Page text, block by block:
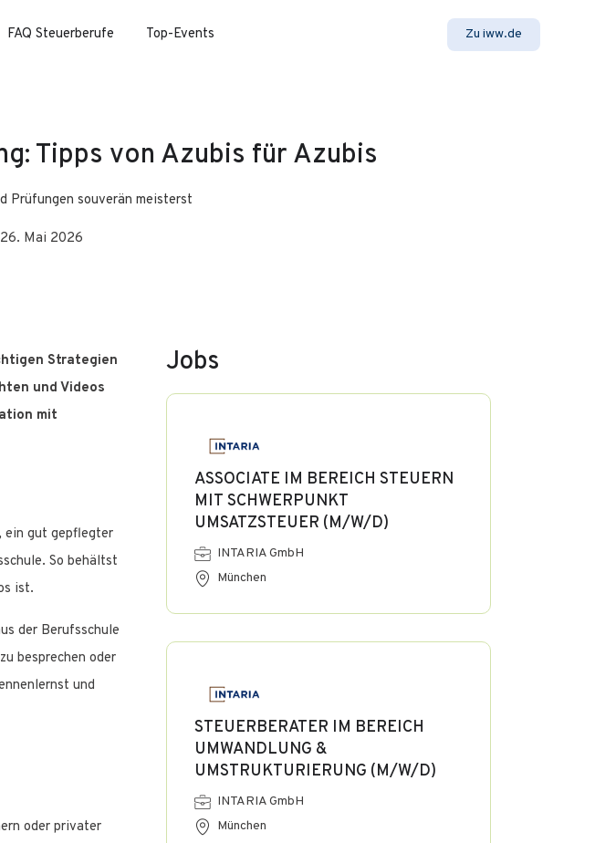
FAQ Steuerberufe Top-Events Zu iww.de
Tipps von Azubis für Azubis
Prüfungen souverän meisterst
26. Mai 2026
Strategien
und Videos
mit
ein gut gepflegter
So behältst
ist.
der Berufsschule
besprechen oder
und
oder privater
Jobs
ASSOCIATE IM BEREICH STEUERN
MIT SCHWERPUNKT
UMSATZSTEUER (M/W/D)
INTARIA GmbH
München
STEUERBERATER IM BEREICH
UMWANDLUNG &
UMSTRUKTURIERUNG (M/W/D)
INTARIA GmbH
München